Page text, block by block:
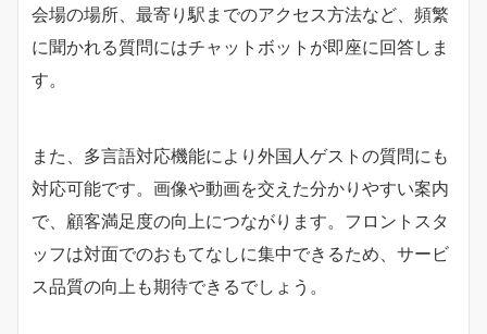
会場の場所、最寄り駅までのアクセス方法など、頻繁
に聞かれる質問にはチャットボットが即座に回答しま
す。
また、多言語対応機能により外国人ゲストの質問にも
対応可能です。画像や動画を交えた分かりやすい案内
で、顧客満足度の向上につながります。フロントスタ
ッフは対面でのおもてなしに集中できるため、サービ
ス品質の向上も期待できるでしょう。